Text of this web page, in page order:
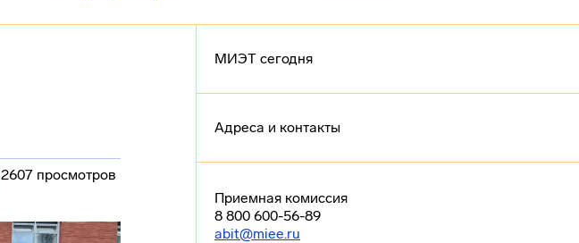
2607 просмотров
МИЭТ сегодня
Адреса и контакты
Приемная комиссия
8 800 600-56-89
abit@miee.ru